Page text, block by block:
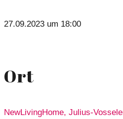
27.09.2023 um 18:00
Ort
NewLivingHome, Julius-